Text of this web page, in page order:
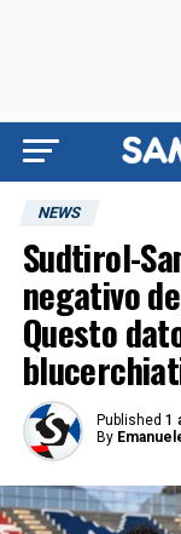
NEWS
Sudtirol-
negativo
Questo
Published 1
By